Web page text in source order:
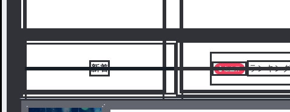
新着 ランキン